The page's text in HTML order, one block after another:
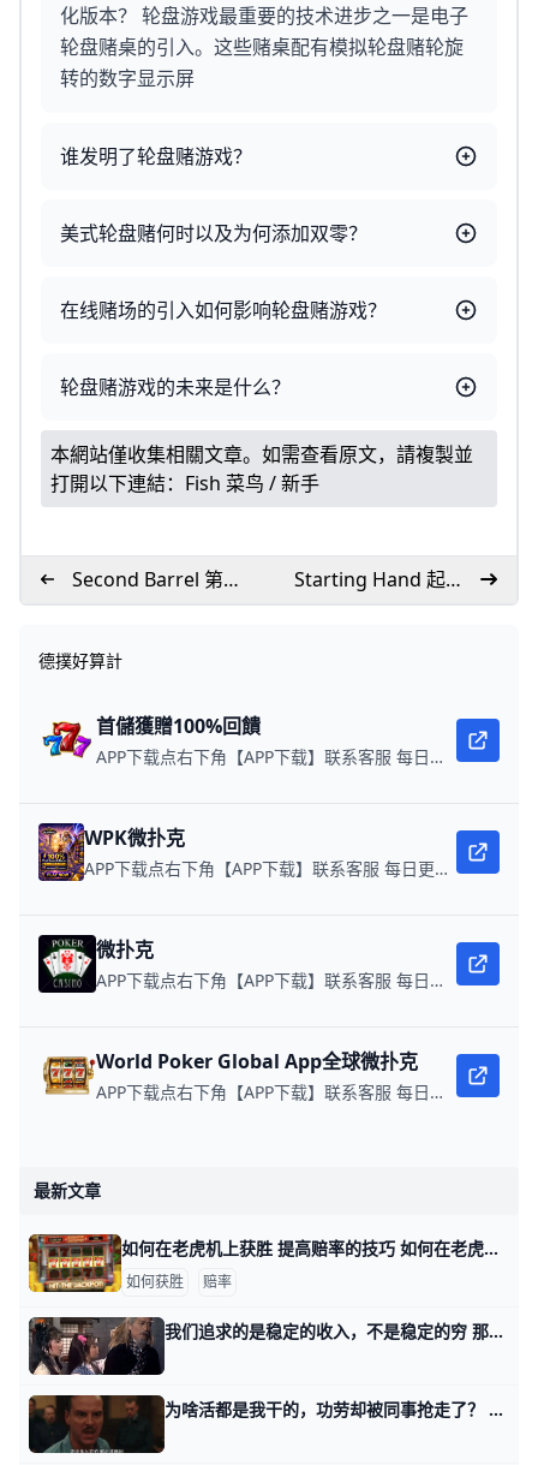
化版本？ 轮盘游戏最重要的技术进步之一是电子
轮盘赌桌的引入。这些赌桌配有模拟轮盘赌轮旋
转的数字显示屏
谁发明了轮盘赌游戏？
美式轮盘赌何时以及为何添加双零？
在线赌场的引入如何影响轮盘赌游戏？
轮盘赌游戏的未来是什么？
本網站僅收集相關文章。如需查看原文，請複製並
打開以下連結： Fish 菜鸟 / 新手
Second Barrel 第二
次下注
Starting Hand 起手
牌
德撲好算計
首儲獲贈100%回饋
APP下载点右下角【APP下载】联系客服 每日更新可用链接 每日保底獎池10,000美金
WPK微扑克
APP下载点右下角【APP下载】联系客服 每日更新可用链接 微扑克 WPK真人在线约局，wepoker德州约局，加微信客服上下分，领WPK钻石。
微扑克
APP下载点右下角【APP下载】联系客服 每日更新可用链接 微扑克 WPK真人在线约局，领WPK钻石。
World Poker Global App全球微扑克
APP下载点右下角【APP下载】联系客服 每日更新可用链接 在线玩扑克，赢取真钱。
最新文章
如何在老虎机上获胜 提高赔率的技巧 如何在老虎机上获胜 提高赔率的技巧 学习如何在老虎机上获胜并不是一件容易的事。在线老虎机以完全随机而闻名，因此无论有多少技巧都无法给您带来优势。
如何获胜 赔率
我们追求的是稳定的收入，不是稳定的穷 那天讲改变命运三段论之后，有个上岸的读者，留言问了这么一件事。 她说她所在的部门，纯打杂，有个隔壁科室的小头目，又成天来支使，每每被支使的，还
为啥活都是我干的，功劳却被同事抢走了？ 那天我写你不是懒，你只是看不到这辈子的出路。 有个读者留言说，在他们公司，活都是他干的，功劳都被同事抢走了。 结果自己的徒弟，反过来做了自己的领